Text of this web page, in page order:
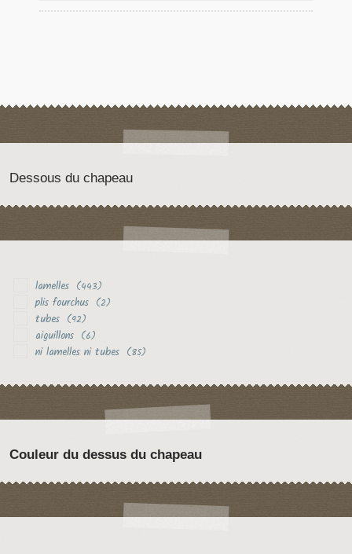
Dessous du chapeau
lamelles (443)
plis fourchus (2)
tubes (92)
aiguillons (6)
ni lamelles ni tubes (85)
Couleur du dessus du chapeau